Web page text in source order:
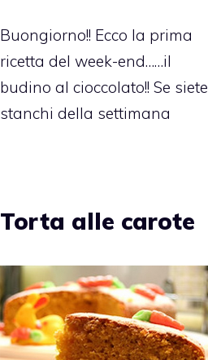
Buongiorno!! Ecco la prima
ricetta del week-end……il
budino al cioccolato!! Se siete
stanchi della settimana
Torta alle carote